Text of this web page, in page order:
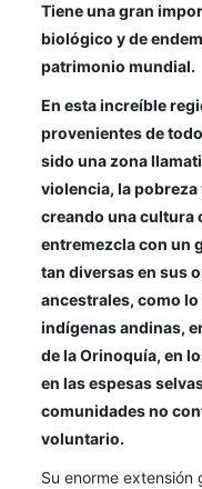
Tiene una gran
biológico y de
patrimonio mundial.
En esta increíble
provenientes de
sido una zona
violencia, la
creando una cultura
entremezcla con un
tan diversas en sus
ancestrales, como
indígenas andinas,
de la Orinoquía, en
en las espesas
comunidades no
voluntario.
Su enorme